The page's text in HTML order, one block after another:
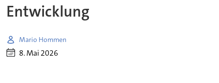
Entwicklung
Mario Hommen
8. Mai 2026